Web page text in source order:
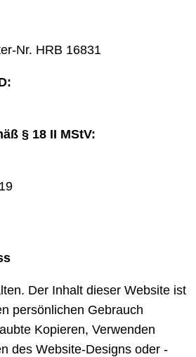
Nr. HRB 16831
§ 18 II MStV:
Der Inhalt dieser Website ist
persönlichen Gebrauch
Kopieren, Verwenden
des Website-Designs oder -